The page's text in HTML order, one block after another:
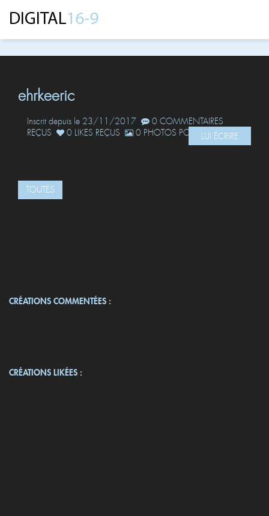
ehrkeeric
Inscrit depuis le 23/11/2017
0 COMMENTAIRES
REÇUS
0 LIKES REÇUS 0 PHOTOS POSTÉESLUI ÉCRIRE
TOUTES
CRÉATIONS COMMENTÉES :
CRÉATIONS LIKÉES :